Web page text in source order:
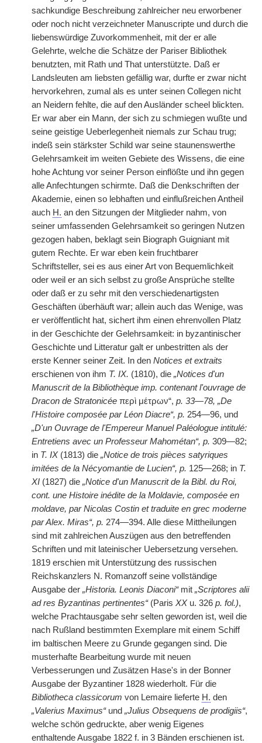
sachkundige Beschreibung zahlreicher neu erworbener
oder noch nicht verzeichneter Manuscripte und durch die
liebenswürdige Zuvorkommenheit, mit der er alle
Gelehrte, welche die Schätze der Pariser Bibliothek
benutzten, mit Rath und That unterstützte. Daß er
Landsleuten am liebsten gefällig war, durfte er zwar nicht
hervorkehren, zumal als es unter seinen Collegen nicht
an Neidern fehlte, die auf den Ausländer scheel blickten.
Er war aber ein Mann, der sich zu schmiegen wußte und
seine geistige Ueberlegenheit niemals zur Schau trug;
indeß sein stärkster Schild war seine staunenswerthe
Gelehrsamkeit im weiten Gebiete des Wissens, die eine
hohe Achtung vor seiner Person einflößte und ihn gegen
alle Anfechtungen schirmte. Daß die Denkschriften der
Akademie, einen so lebhaften und einflußreichen Antheil
auch H. an den Sitzungen der Mitglieder nahm, von
seiner umfassenden Gelehrsamkeit so geringen Nutzen
gezogen haben, beklagt sein Biograph Guigniant mit
gutem Rechte. Er war eben kein fruchtbarer
Schriftsteller, sei es aus einer Art von Bequemlichkeit
oder weil er an sich selbst zu große Ansprüche stellte
oder daß er zu sehr mit den verschiedenartigsten
Geschäften überhäuft war; allein auch das Wenige, was
er veröffentlicht hat, sichert ihm einen ehrenvollen Platz
in der Geschichte der Gelehrsamkeit: in byzantinischer
Geschichte und Litteratur galt er unbestritten als der
erste Kenner seiner Zeit. In den Notices et extraits
erschienen von ihm T. IX. (1810), die „Notices d'un
Manuscrit de la Bibliothèque imp. contenant l'ouvrage de
Dracon de Stratonicée περὶ μέτρων“, p. 33—78, „De
l'Histoire composée par Léon Diacre“, p. 254—96, und
„D'un Ouvrage de l'Empereur Manuel Paléologue intitulé:
Entretiens avec un Professeur Mahométan“, p. 309—82;
in T. IX(1813) die „Notice de trois pièces satyriques
imitées de la Nécyomantie de Lucien“, p. 125—268; in T.
XI (1827) die „Notice d'un Manuscrit de la Bibl. du Roi,
cont. une Histoire inédite de la Moldavie, composée en
moldave, par Nicolas Costin et traduite en grec moderne
par Alex. Miras“, p. 274—394. Alle diese Mittheilungen
sind mit zahlreichen Auszügen aus den betreffenden
Schriften und mit lateinischer Uebersetzung versehen.
1819 erschien mit Unterstützung des russischen
Reichskanzlers N. Romanzoff seine vollständige
Ausgabe der „Historia. Leonis Diaconi“mit „Scriptores alii
ad res Byzantinas pertinentes“(Paris XXu. 326 p. fol.),
welche Prachtausgabe sehr selten geworden ist, weil die
nach Rußland bestimmten Exemplare mit einem Schiff
im baltischen Meere zu Grunde gegangen sind. Die
musterhafte Bearbeitung wurde mit neuen
Verbesserungen und Zusätzen Hase's in der Bonner
Ausgabe der Byzantiner 1828 wiederholt. Für die
Bibliotheca classicorum von Lemaire lieferte H. den
„Valerius Maximus“und „Julius Obsequens de prodigiis“,
welche schön gedruckte, aber wenig Eigenes
enthaltende Ausgabe 1822 f. in 3 Bänden erschienen ist.